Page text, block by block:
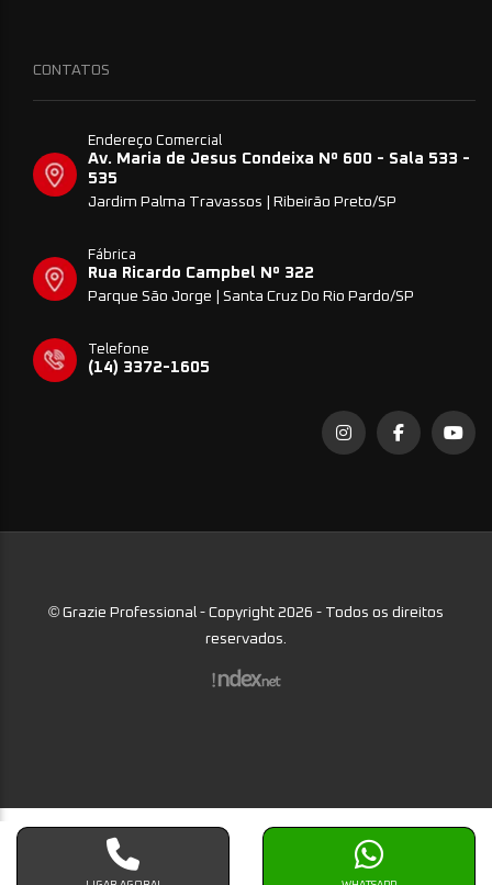
CONTATOS
Endereço Comercial
Av. Maria de Jesus Condeixa Nº 600 - Sala 533 -
535
Jardim Palma Travassos | Ribeirão Preto/SP
Fábrica
Rua Ricardo Campbel Nº 322
Parque São Jorge | Santa Cruz Do Rio Pardo/SP
Telefone
(14) 3372-1605
© Grazie Professional - Copyright 2026 - Todos os direitos
reservados.